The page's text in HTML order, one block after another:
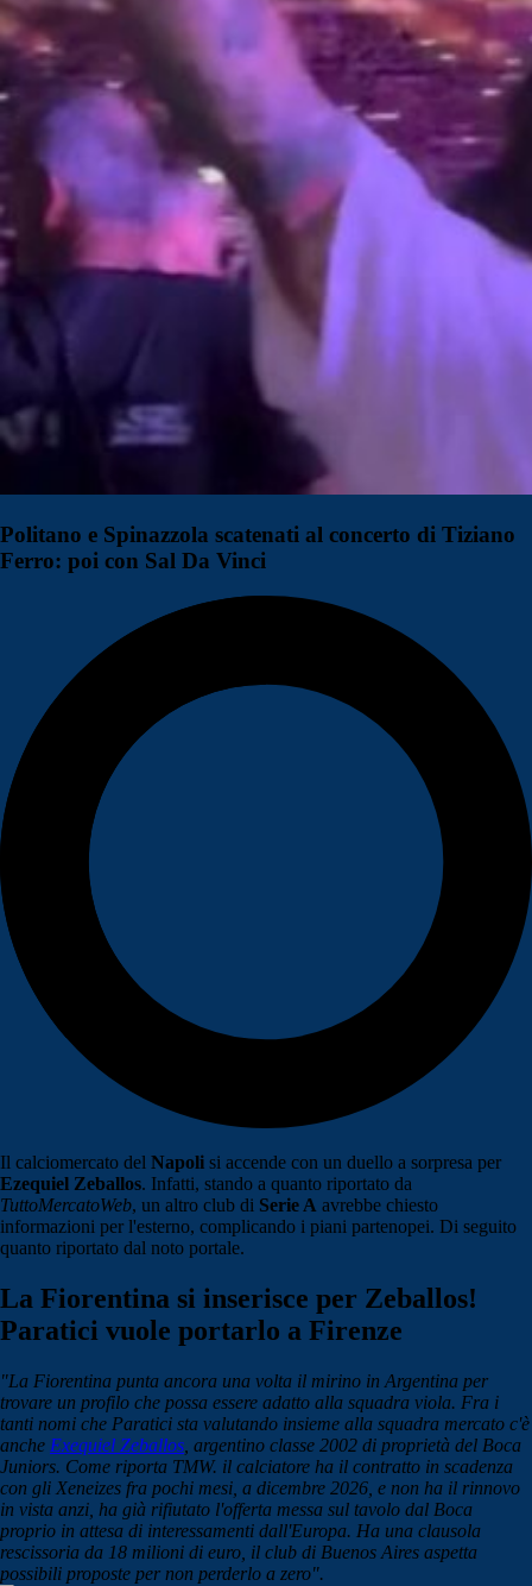
Politano e Spinazzola scatenati al concerto di Tiziano
Ferro: poi con Sal Da Vinci
Il calciomercato del Napoli si accende con un duello a sorpresa per
Ezequiel Zeballos. Infatti, stando a quanto riportato da
TuttoMercatoWeb, un altro club di Serie A avrebbe chiesto
informazioni per l'esterno, complicando i piani partenopei. Di seguito
quanto riportato dal noto portale.
La Fiorentina si inserisce per Zeballos!
Paratici vuole portarlo a Firenze
"La Fiorentina punta ancora una volta il mirino in Argentina per
trovare un profilo che possa essere adatto alla squadra viola. Fra i
tanti nomi che Paratici sta valutando insieme alla squadra mercato c'è
anche Exequiel Zeballos , argentino classe 2002 di proprietà del Boca
Juniors. Come riporta TMW. il calciatore ha il contratto in scadenza
con gli Xeneizes fra pochi mesi, a dicembre 2026, e non ha il rinnovo
in vista anzi, ha già rifiutato l'offerta messa sul tavolo dal Boca
proprio in attesa di interessamenti dall'Europa. Ha una clausola
rescissoria da 18 milioni di euro, il club di Buenos Aires aspetta
possibili proposte per non perderlo a zero".